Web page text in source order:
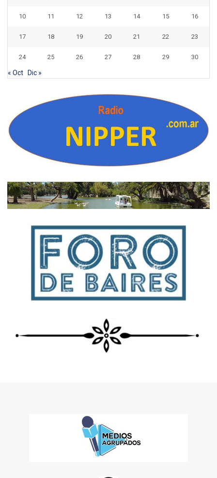
10 11 12 13 14 15 16
17 18 19 20 21 22 23
24 25 26 27 28 29 30
« Oct Dic »